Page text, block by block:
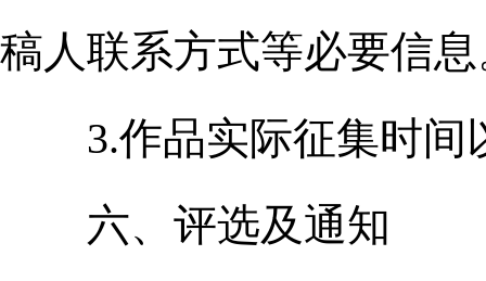
稿人联系方式等必要信
3.作品实际征集时间
六、评选及通知